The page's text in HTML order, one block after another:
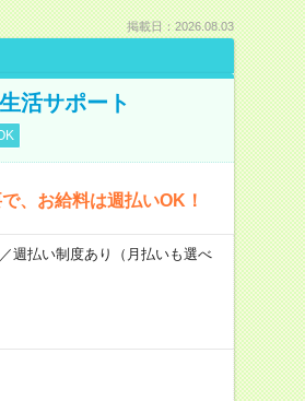
掲載日：2026.08.03
活サポート
、お給料は週払いOK！
払い制度あり（月払いも選べ